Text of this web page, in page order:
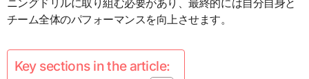
ニングドリルに取り組む必要があり、最終的には自分自身と
チーム全体のパフォーマンスを向上させます。
Key sections in the article: